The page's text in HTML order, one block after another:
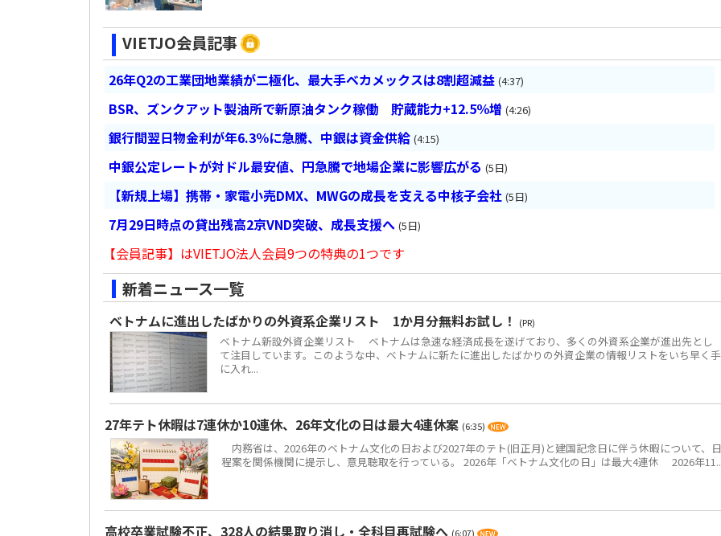
VIETJO会員記事
26年Q2の工業団地業績が二極化、最大手ベカメックスは8割超減益 (4:37)
BSR、ズンクアット製油所で新原油タンク稼働 貯蔵能力+12.5％増 (4:26)
銀行間翌日物金利が年6.3％に急騰、中銀は資金供給 (4:15)
中銀公定レートが対ドル最安値、円急騰で地場企業に影響広がる (5日)
【新規上場】携帯・家電小売DMX、MWGの成長を支える中核子会社 (5日)
7月29日時点の貸出残高2京VND突破、成長支援へ (5日)
【会員記事】はVIETJO法人会員9つの特典の1つです
新着ニュース一覧
ベトナムに進出したばかりの外資系企業リスト 1か月分無料お試し！ (PR)
ベトナム新設外資企業リスト ベトナムは急速な経済成長を遂げており、多くの外資系企業が進出先とし
て注目しています。このような中、ベトナムに新たに進出したばかりの外資企業の情報リストをいち早く手
に入れ...
27年テト休暇は7連休か10連休、26年文化の日は最大4連休案 (6:35)
内務省は、2026年のベトナム文化の日および2027年のテト(旧正月)と建国記念日に伴う休暇について、日
程案を関係機関に提示し、意見聴取を行っている。 2026年「ベトナム文化の日」は最大4連休 2026年
高校卒業試験不正、328人の結果取り消し・全科目再試験へ (6:07)